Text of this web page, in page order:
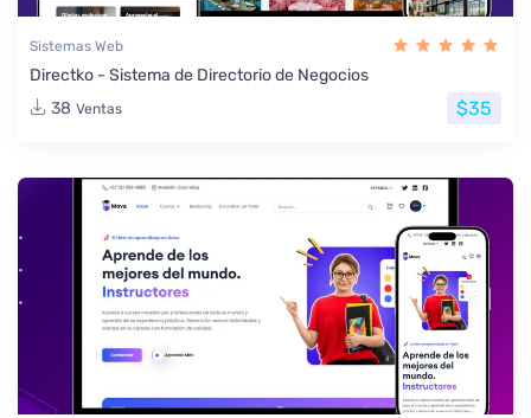
Sistemas Web
Directko - Sistema de Directorio de Negocios
38 Ventas $35